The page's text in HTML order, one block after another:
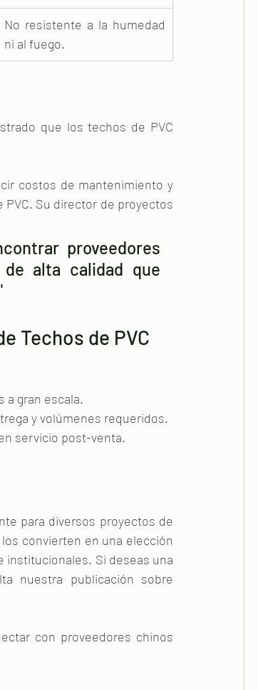
No resistente a la humedad
ni al fuego.
que los techos de PVC
costos de mantenimiento y
Su director de proyectos
proveedores
alta calidad que
Techos de PVC
a gran escala.
y volúmenes requeridos.
servicio post-venta.
para diversos proyectos de
convierten en una elección
institucionales. Si deseas una
nuestra publicación sobre
con proveedores chinos